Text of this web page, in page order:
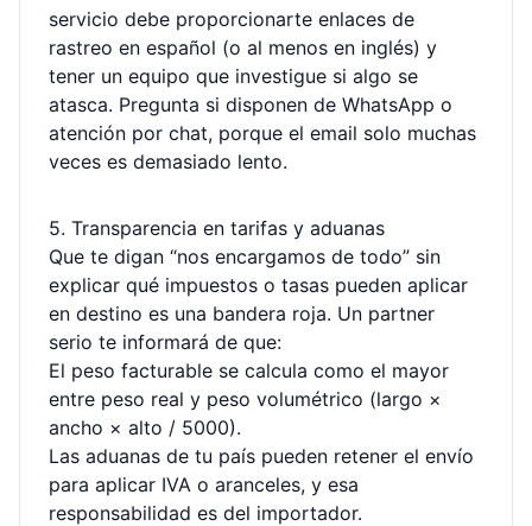
servicio debe proporcionarte enlaces de
rastreo en español (o al menos en inglés) y
tener un equipo que investigue si algo se
atasca. Pregunta si disponen de WhatsApp o
atención por chat, porque el email solo muchas
veces es demasiado lento.
5. Transparencia en tarifas y aduanas
Que te digan “nos encargamos de todo” sin
explicar qué impuestos o tasas pueden aplicar
en destino es una bandera roja. Un partner
serio te informará de que:
El peso facturable se calcula como el mayor
entre peso real y peso volumétrico (largo ×
ancho × alto / 5000).
Las aduanas de tu país pueden retener el envío
para aplicar IVA o aranceles, y esa
responsabilidad es del importador.